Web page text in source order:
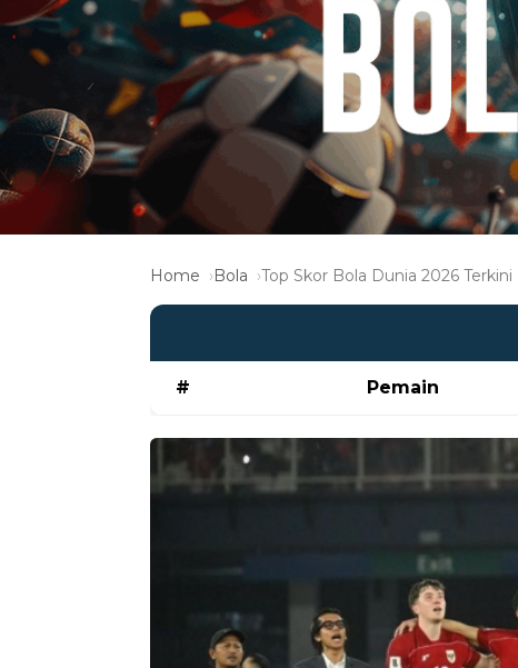
Home Bola Top Skor Bola Dunia 2026 Terkini
# Pemain